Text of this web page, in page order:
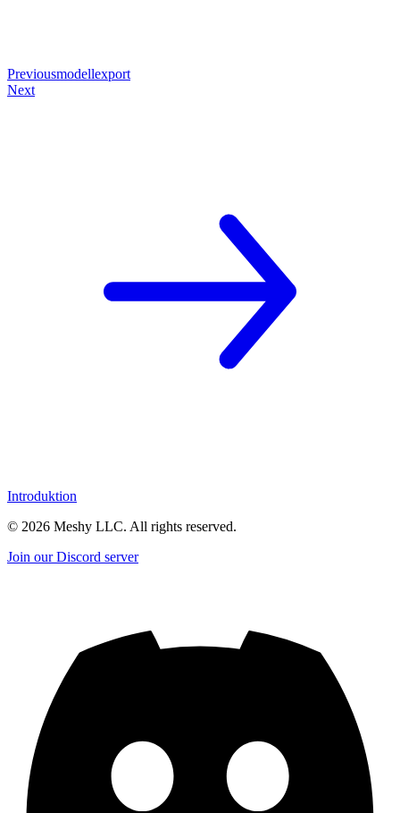
Previousmodellexport
Next
Introduktion
© 2026 Meshy LLC. All rights reserved.
Join our Discord server